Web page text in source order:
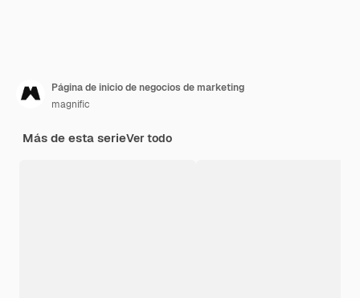
Página de inicio de negocios de marketing
magnific
Más de esta serieVer todo